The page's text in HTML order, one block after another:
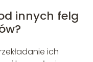
innych felg
ich